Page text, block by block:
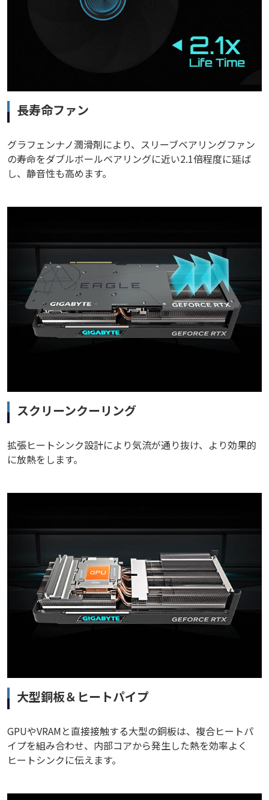
長寿命ファン
グラフェンナノ潤滑剤により、スリーブベアリングファン
の寿命をダブルボールベアリングに近い2.1倍程度に延ば
し、静音性も高めます。
スクリーンクーリング
拡張ヒートシンク設計により気流が通り抜け、より効果的
に放熱をします。
大型銅板＆ヒートパイプ
GPUやVRAMと直接接触する大型の銅板は、複合ヒートパ
イプを組み合わせ、内部コアから発生した熱を効率よく
ヒートシンクに伝えます。